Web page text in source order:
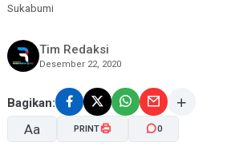
Sukabumi
Tim Redaksi
Desember 22, 2020
Bagikan:
Aa PRINT 0